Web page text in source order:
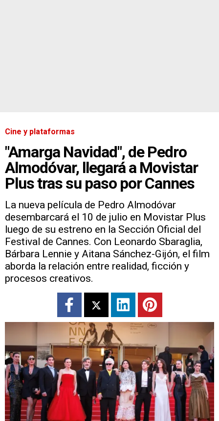
Cine y plataformas
"Amarga Navidad", de Pedro
Almodóvar, llegará a Movistar
Plus tras su paso por Cannes
La nueva película de Pedro Almodóvar
desembarcará el 10 de julio en Movistar Plus
luego de su estreno en la Sección Oficial del
Festival de Cannes. Con Leonardo Sbaraglia,
Bárbara Lennie y Aitana Sánchez-Gijón, el film
aborda la relación entre realidad, ficción y
procesos creativos.